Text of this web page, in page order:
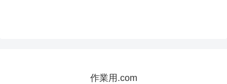
作業用.com